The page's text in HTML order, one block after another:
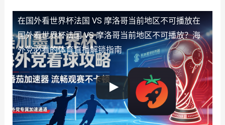
在国外看世界杯法国 VS 摩洛哥当前地区不可播放在
国外看世界杯法国 VS 摩洛哥当前地区不可播放？海
外党必看的体育直播解锁指南